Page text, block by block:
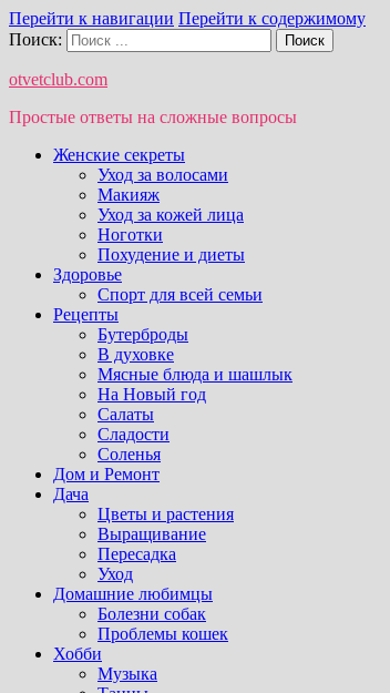
Перейти к навигации Перейти к содержимому
Поиск:
otvetclub.com
Простые ответы на сложные вопросы
Женские секреты
Уход за волосами
Макияж
Уход за кожей лица
Ноготки
Похудение и диеты
Здоровье
Спорт для всей семьи
Рецепты
Бутерброды
В духовке
Мясные блюда и шашлык
На Новый год
Салаты
Сладости
Соленья
Дом и Ремонт
Дача
Цветы и растения
Выращивание
Пересадка
Уход
Домашние любимцы
Болезни собак
Проблемы кошек
Хобби
Музыка